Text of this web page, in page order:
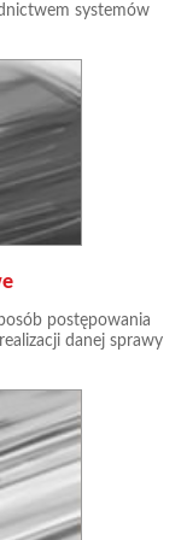
systemów
postępowania
danej sprawy